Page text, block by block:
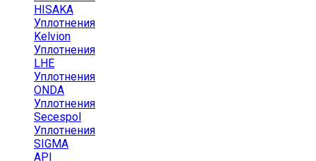
HISAKA
Уплотнения
Kelvion
Уплотнения
LHE
Уплотнения
ONDA
Уплотнения
Secespol
Уплотнения
SIGMA
API